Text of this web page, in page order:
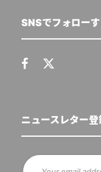
SNSでフォロー
ニュースレター登